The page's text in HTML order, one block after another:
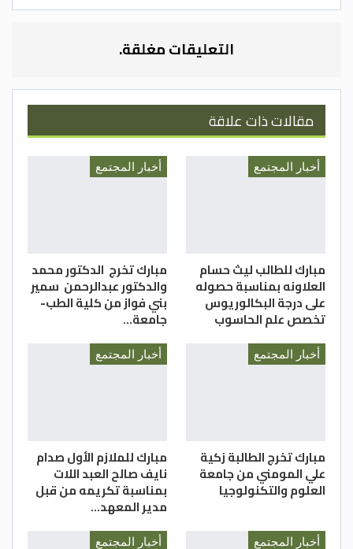
التعليقات مغلقة.
مقالات ذات علاقة
أخبار المجتمع
مبارك للطالب ليث حسام
العلاونه بمناسبة حصوله
على درجة البكالوريوس
تخصص علم الحاسوب
أخبار المجتمع
مبارك تخرج الدكتور محمد
والدكتور عبدالرحمن سمير
بني فواز من كلية الطب-
جامعة…
أخبار المجتمع
مبارك تخرج الطالبة زكية
علي المومني من جامعة
العلوم والتكنولوجيا
أخبار المجتمع
مبارك للملازم الأول صدام
نايف صالح العبد اللات
بمناسبة تكريمه من قبل
مدير المعهد…
أخبار المجتمع أخبار المجتمع